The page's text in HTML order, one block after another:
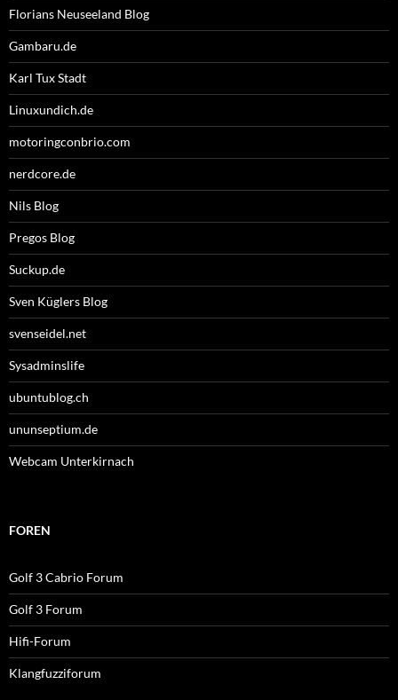
Florians Neuseeland Blog
Gambaru.de
Karl Tux Stadt
Linuxundich.de
motoringconbrio.com
nerdcore.de
Nils Blog
Pregos Blog
Suckup.de
Sven Küglers Blog
svenseidel.net
Sysadminslife
ubuntublog.ch
ununseptium.de
Webcam Unterkirnach
FOREN
Golf 3 Cabrio Forum
Golf 3 Forum
Hifi-Forum
Klangfuzziforum